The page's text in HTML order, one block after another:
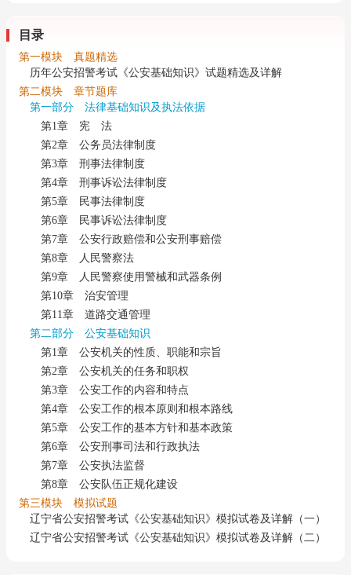
目录
第一模块 真题精选
历年公安招警考试《公安基础知识》试题精选及详解
第二模块 章节题库
第一部分 法律基础知识及执法依据
第1章 宪 法
第2章 公务员法律制度
第3章 刑事法律制度
第4章 刑事诉讼法律制度
第5章 民事法律制度
第6章 民事诉讼法律制度
第7章 公安行政赔偿和公安刑事赔偿
第8章 人民警察法
第9章 人民警察使用警械和武器条例
第10章 治安管理
第11章 道路交通管理
第二部分 公安基础知识
第1章 公安机关的性质、职能和宗旨
第2章 公安机关的任务和职权
第3章 公安工作的内容和特点
第4章 公安工作的根本原则和根本路线
第5章 公安工作的基本方针和基本政策
第6章 公安刑事司法和行政执法
第7章 公安执法监督
第8章 公安队伍正规化建设
第三模块 模拟试题
辽宁省公安招警考试《公安基础知识》模拟试卷及详解（一）
辽宁省公安招警考试《公安基础知识》模拟试卷及详解（二）